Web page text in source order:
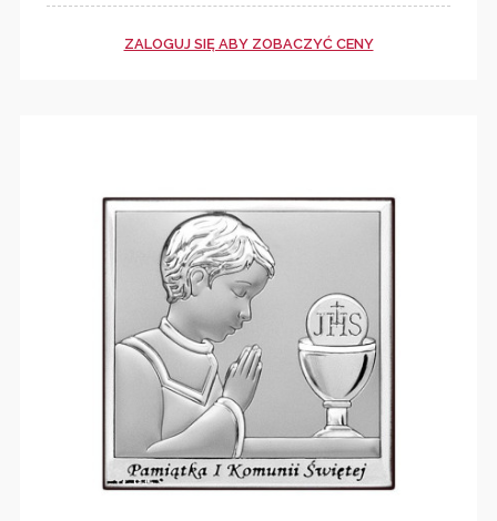
ZALOGUJ SIĘ ABY ZOBACZYĆ CENY